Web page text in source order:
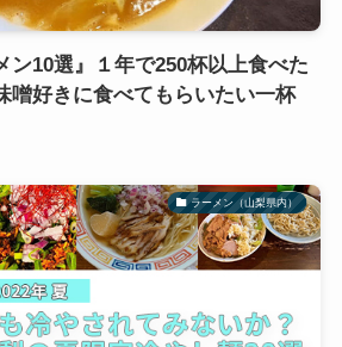
ン10選』１年で250杯以上食べた
噌好きに食べてもらいたい一杯
ラーメン（山梨県内）